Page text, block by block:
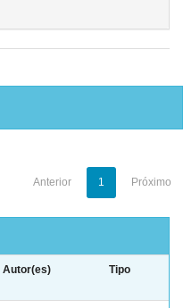
Anterior 1 Próximo
Autor(es) Tipo